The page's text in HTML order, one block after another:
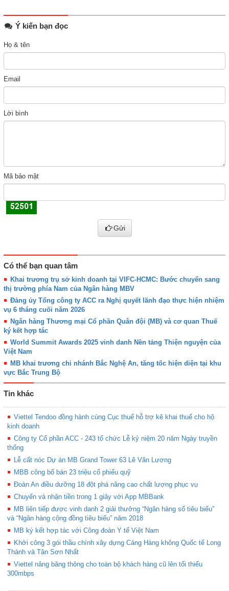
Ý kiến bạn đọc
Họ & tên
Email
Lời bình
Mã bảo mật
Gửi
Có thể bạn quan tâm
Khai trương trụ sở kinh doanh tại VIFC-HCMC: Bước chuyển sang
thị trường phía Nam của Ngân hàng MBV
Đảng ủy Tổng công ty ACC ra Nghị quyết lãnh đạo thực hiện nhiệm
vụ 6 tháng cuối năm 2026
Ngân hàng Thương mại Cổ phần Quân đội (MB) và cơ quan Thuế
ký kết hợp tác
World Summit Awards 2025 vinh danh Nền tảng Thiện nguyện của
Việt Nam
MB khai trương chi nhánh Bắc Nghệ An, tăng tốc hiện diện tại khu
vực Bắc Trung Bộ
Tin khác
Viettel Tendoo đồng hành cùng Cục thuế hỗ trợ kê khai thuế cho hộ
kinh doanh
Công ty Cổ phần ACC - 243 tổ chức Lễ kỷ niệm 20 năm Ngày truyền
thống
Lễ cất nóc Dự án MB Grand Tower 63 Lê Văn Lương
MBB công bố bán 23 triệu cổ phiếu quỹ
Đoàn An điều dưỡng 18 đột phá nâng cao chất lượng phục vụ
Chuyển và nhận tiền trong 1 giây với App MBBank
MB liên tiếp được vinh danh 2 giải thưởng “Ngân hàng số tiêu biểu”
và “Ngân hàng cộng đồng tiêu biểu” năm 2018
MB ký kết hợp tác với Công đoàn Y tế Việt Nam
Khởi công 3 gói thầu chính xây dựng Cảng Hàng không Quốc tế Long
Thành và Tân Sơn Nhất
Viettel nâng băng thông cho toàn bộ khách hàng cũ lên tối thiểu
300mbps